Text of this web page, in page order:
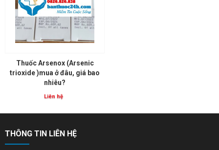
Thuốc Arsenox (Arsenic
trioxide )mua ở đâu, giá bao
nhiêu?
Liên hệ
THÔNG TIN LIÊN HỆ